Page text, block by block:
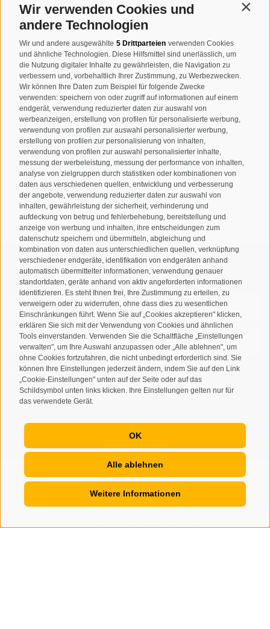
Wir verwenden Cookies und
andere Technologien
Wir und andere ausgewählte 5 Drittparteien verwenden Cookies
und ähnliche Technologien. Diese Hilfsmittel sind unerlässlich, um
die Nutzung digitaler Inhalte zu gewährleisten, die Navigation zu
verbessern und, vorbehaltlich Ihrer Zustimmung, zu Werbezwecken.
Wir können Ihre Daten zum Beispiel für folgende Zwecke
verwenden: speichern von oder zugriff auf informationen auf einem
endgerät, verwendung reduzierter daten zur auswahl von
werbeanzeigen, erstellung von profilen für personalisierte werbung,
verwendung von profilen zur auswahl personalisierter werbung,
erstellung von profilen zur personalisierung von inhalten,
verwendung von profilen zur auswahl personalisierter inhalte,
messung der werbeleistung, messung der performance von inhalten,
analyse von zielgruppen durch statistiken oder kombinationen von
daten aus verschiedenen quellen, entwicklung und verbesserung
der angebote, verwendung reduzierter daten zur auswahl von
inhalten, gewährleistung der sicherheit, verhinderung und
aufdeckung von betrug und fehlerbehebung, bereitstellung und
anzeige von werbung und inhalten, ihre entscheidungen zum
datenschutz speichern und übermitteln, abgleichung und
kombination von daten aus unterschiedlichen quellen, verknüpfung
verschiedener endgeräte, identifikation von endgeräten anhand
automatisch übermittelter informationen, verwendung genauer
standortdaten, geräte anhand von aktiv angeforderten informationen
identifizieren. Es steht Ihnen frei, Ihre Zustimmung zu erteilen, zu
verweigern oder zu widerrufen, ohne dass dies zu wesentlichen
Einschränkungen führt. Wenn Sie auf „Cookies akzeptieren" klicken,
erklären Sie sich mit der Verwendung von Cookies und ähnlichen
Tools einverstanden. Verwenden Sie die Schaltfläche „Einstellungen
verwalten", um Ihre Auswahl anzupassen oder „Alle ablehnen", um
ohne Cookies fortzufahren, die nicht unbedingt erforderlich sind. Sie
können Ihre Einstellungen jederzeit ändern, indem Sie auf den Link
„Cookie-Einstellungen" unten auf der Seite oder auf das
Schildsymbol unten links klicken. Ihre Einstellungen gelten nur für
das verwendete Gerät.
OK
Alle ablehnen
Weitere Informationen
T+39 0474 671136
info@ahrntal.it
Tourismusverein Sand in
Taufers
Josef-Jungmann-Str. 8
I-39032 Sand in Taufers
MWSt.-Nr: 00518320213
T+39 0474 678076
info@taufers.com
Newsletteranmeldung
Ich habe dieDatenschutzbestimmungengelesen und
verstanden und stimme der Verarbeitung meiner
personenbezogenen Daten durch den Verantwortlichen zu
ANMELDEN
Cookie Präferenzen • created with passion by